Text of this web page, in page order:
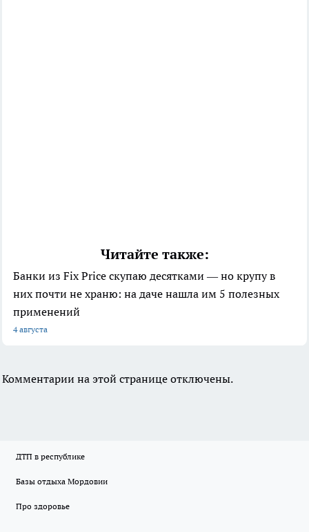
Читайте также:
Банки из Fix Price скупаю десятками — но крупу в
них почти не храню: на даче нашла им 5 полезных
применений
4 августа
Комментарии на этой странице отключены.
ДТП в республике
Базы отдыха Мордовии
Про здоровье